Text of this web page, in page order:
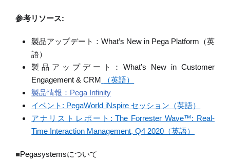
参考リソース:
製品アップデート： What’s New in Pega Platform （英
語）
製品アップデート：What’s New in Customer
Engagement & CRM
（英語）
製品情報： Pega Infinity
イベント : PegaWorld iNspire セッション （英語）
アナリストレポート : The Forrester Wave™: Real-
Time Interaction Management, Q4 2020 （英語）
■Pegasystemsについて